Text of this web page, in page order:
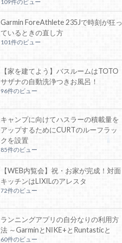
109件のビュー
Garmin ForeAthlete 235Jで時刻が狂っ
ているときの直し方
101件のビュー
【家を建てよう】バスルームはTOTO
サザナの自動洗浄つきお風呂！
96件のビュー
キャンプに向けてハスラーの積載量を
アップするためにCURTのルーフラッ
クを設置
85件のビュー
【WEB内覧会】祝・お家が完成！対面
キッチンはLIXILのアレスタ
72件のビュー
ランニングアプリの自分なりの利用方
法 ～GarminとNIKE+とRuntasticと
60件のビュー